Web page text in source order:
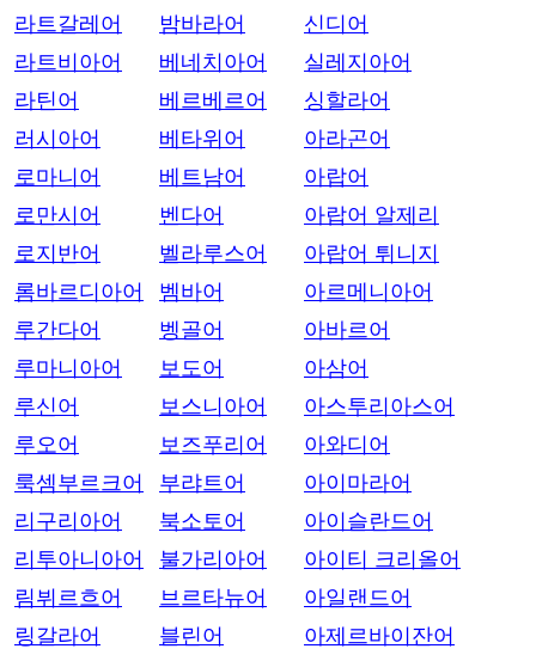
라트갈레어
라트비아어
라틴어
러시아어
로마니어
로만시어
로지반어
롬바르디아어
루간다어
루마니아어
루신어
루오어
룩셈부르크어
리구리아어
리투아니아어
림뷔르흐어
링갈라어
밤바라어
베네치아어
베르베르어
베타위어
베트남어
벤다어
벨라루스어
벰바어
벵골어
보도어
보스니아어
보즈푸리어
부랴트어
북소토어
불가리아어
브르타뉴어
블린어
신디어
실레지아어
싱할라어
아라곤어
아랍어
아랍어 알제리
아랍어 튀니지
아르메니아어
아바르어
아삼어
아스투리아스어
아와디어
아이마라어
아이슬란드어
아이티 크리올어
아일랜드어
아제르바이잔어